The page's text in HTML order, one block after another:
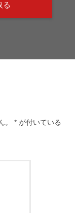
る
。 * が付いている